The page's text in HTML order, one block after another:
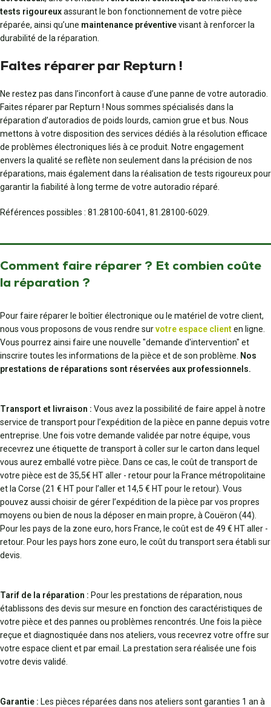
tests rigoureuxassurant le bon fonctionnement de votre pièce
réparée, ainsi qu’une maintenance préventivevisant à renforcer la
durabilité de la réparation.
Faites réparer par Repturn !
Ne restez pas dans l’inconfort à cause d’une panne de votre autoradio.
Faites réparer par Repturn ! Nous sommes spécialisés dans la
réparation d’autoradios de poids lourds, camion grue et bus. Nous
mettons à votre disposition des services dédiés à la résolution efficace
de problèmes électroniques liés à ce produit. Notre engagement
envers la qualité se reflète non seulement dans la précision de nos
réparations, mais également dans la réalisation de tests rigoureux pour
garantir la fiabilité à long terme de votre autoradio réparé.
Références possibles : 81.28100-6041, 81.28100-6029.
Comment faire réparer ? Et combien coûte
la réparation ?
Pour faire réparer le boîtier électronique ou le matériel de votre client,
nous vous proposons de vous rendre survotre espace clienten ligne.
Vous pourrez ainsi faire une nouvelle "demande d'intervention" et
inscrire toutes les informations de la pièce et de son problème. Nos
prestations de réparations sont réservées aux professionnels.
Transport et livraison : Vous avez la possibilité de faire appel à notre
service de transport pour l’expédition de la pièce en panne depuis votre
entreprise. Une fois votre demande validée par notre équipe, vous
recevrez une étiquette de transport à coller sur le carton dans lequel
vous aurez emballé votre pièce. Dans ce cas, le coût de transport de
votre pièce est de 35,5€ HT aller - retour pour la France métropolitaine
et la Corse (21 € HT pour l’aller et 14,5 € HT pour le retour). Vous
pouvez aussi choisir de gérer l’expédition de la pièce par vos propres
moyens ou bien de nous la déposer en main propre, à Couëron (44).
Pour les pays de la zone euro, hors France, le coût est de 49 € HT aller -
retour. Pour les pays hors zone euro, le coût du transport sera établi sur
devis.
Tarif de la réparation : Pour les prestations de réparation, nous
établissons des devis sur mesure en fonction des caractéristiques de
votre pièce et des pannes ou problèmes rencontrés. Une fois la pièce
reçue et diagnostiquée dans nos ateliers, vous recevrez votre offre sur
votre espace client et par email. La prestation sera réalisée une fois
votre devis validé.
Garantie : Les pièces réparées dans nos ateliers sont garanties 1 an à